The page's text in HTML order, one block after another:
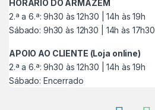
HORÁRIO DO ARMAZÉM
2.ª a 6.ª: 9h30 às 12h30 | 14h às 19h
Sábado: 9h30 às 12h30 | 14h às 17h30
APOIO AO CLIENTE (Loja online)
2.ª a 6.ª: 9h30 às 12h30 | 14h às 19h
Sábado: Encerrado